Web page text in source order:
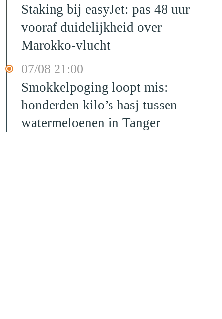
Staking bij easyJet: pas 48 uur
vooraf duidelijkheid over
Marokko-vlucht
07/08 21:00
Smokkelpoging loopt mis:
honderden kilo’s hasj tussen
watermeloenen in Tanger